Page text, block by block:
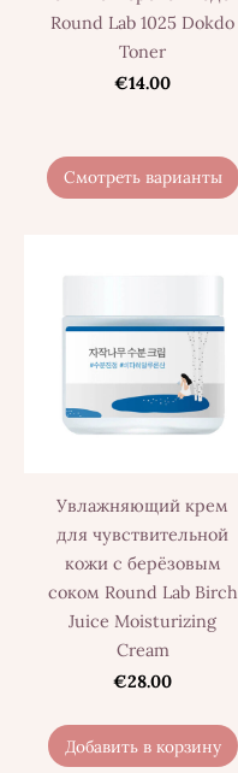
Round Lab 1025 Dokdo
Toner
€14.00
Смотреть варианты
Увлажняющий крем
для чувствительной
кожи с берёзовым
соком Round Lab Birch
Juice Moisturizing
Cream
€28.00
Добавить в корзину